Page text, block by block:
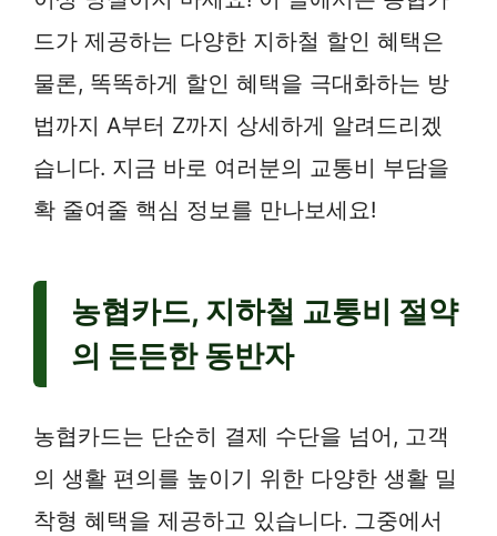
드가 제공하는 다양한 지하철 할인 혜택은
물론, 똑똑하게 할인 혜택을 극대화하는 방
법까지 A부터 Z까지 상세하게 알려드리겠
습니다. 지금 바로 여러분의 교통비 부담을
확 줄여줄 핵심 정보를 만나보세요!
농협카드, 지하철 교통비 절약
의 든든한 동반자
농협카드는 단순히 결제 수단을 넘어, 고객
의 생활 편의를 높이기 위한 다양한 생활 밀
착형 혜택을 제공하고 있습니다. 그중에서